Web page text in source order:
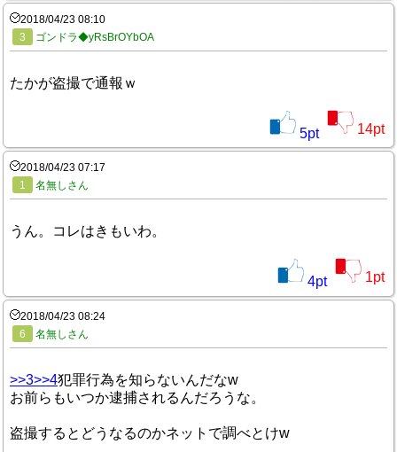
2018/04/23 08:10
3
ゴンドラ◆yRsBrOYbOA
たかが盗撮で通報ｗ
5pt 14pt
2018/04/23 07:17
1
名無しさん
うん。コレはきもいわ。
4pt 1pt
2018/04/23 08:24
6
名無しさん
>>3>>4犯罪行為を知らないんだなw
お前らもいつか逮捕されるんだろうな。
盗撮するとどうなるのかネットで調べとけw